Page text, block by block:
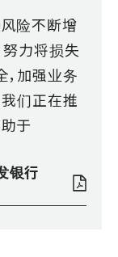
险不断增
力将损失
加强业务
们正在推
于
银行